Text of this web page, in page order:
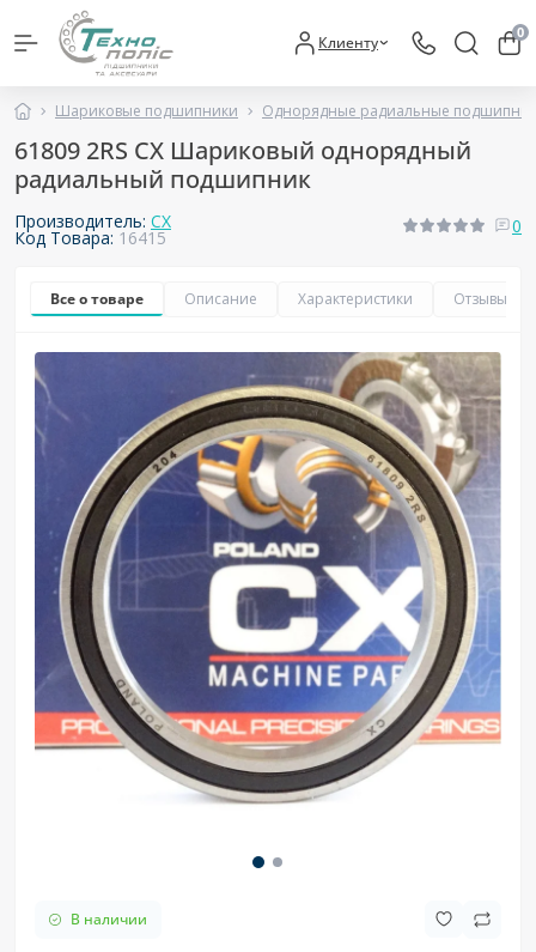
Клиенту 0
Шариковые подшипники Однорядные радиальные
61809 2RS CX Шариковый однорядный
радиальный подшипник
Производитель: CX
Код Товара: 16415
0
Все о товаре Описание Характеристики Отзывы
В наличии